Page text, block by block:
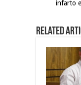
infarto
Related